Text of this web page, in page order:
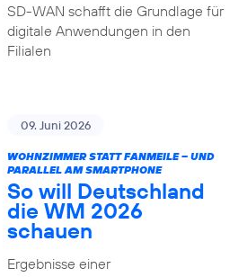
SD-WAN schafft die Grundlage für
digitale Anwendungen in den
Filialen
09. Juni 2026
WOHNZIMMER STATT FANMEILE – UND
PARALLEL AM SMARTPHONE
So will Deutschland
die WM 2026
schauen
Ergebnisse einer